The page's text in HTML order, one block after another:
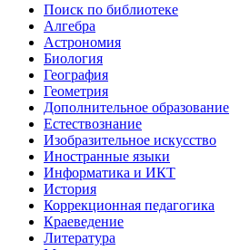
Поиск по библиотеке
Алгебра
Астрономия
Биология
География
Геометрия
Дополнительное образование
Естествознание
Изобразительное искусство
Иностранные языки
Информатика и ИКТ
История
Коррекционная педагогика
Краеведение
Литература